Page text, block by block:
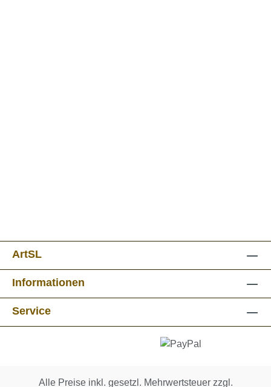
ArtSL
Informationen
Service
Alle Preise inkl. gesetzl. Mehrwertsteuer zzgl.